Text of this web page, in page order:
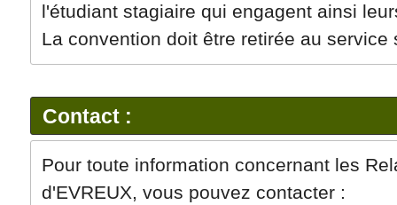
l'étudiant stagiaire qui engagent ainsi
La convention doit être retirée au service
Contact :
Pour toute information concernant les
d'EVREUX, vous pouvez contacter :